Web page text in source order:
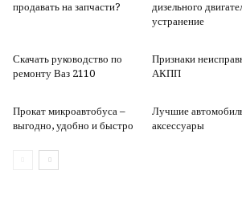
продавать на запчасти?
дизельного
устранение
Скачать руководство по
ремонту Ваз 2110
Признаки
АКПП
Прокат микроавтобуса –
выгодно, удобно и быстро
Лучшие
аксессуары